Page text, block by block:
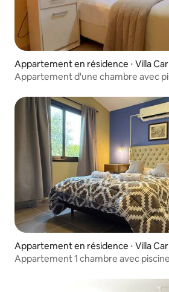
Appartement en résidence ⋅ Villa
Appartement d'une chambre avec
Appartement en résidence ⋅ Villa
Appartement 1 chambre avec